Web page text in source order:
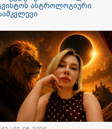
სიკვდილი"
17 წლის
სადაც
ამოიცნო
11:42 / 07-08-
"12
ასტროლოგიური